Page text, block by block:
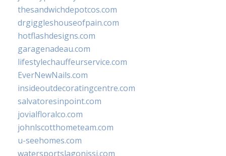
thesandwichdepotcos.com
drgiggleshouseofpain.com
hotflashdesigns.com
garagenadeau.com
lifestylechauffeurservice.com
EverNewNails.com
insideoutdecoratingcentre.com
salvatoresinpoint.com
jovialfloralco.com
johnlscotthometeam.com
u-seehomes.com
watersportslagonissi.com